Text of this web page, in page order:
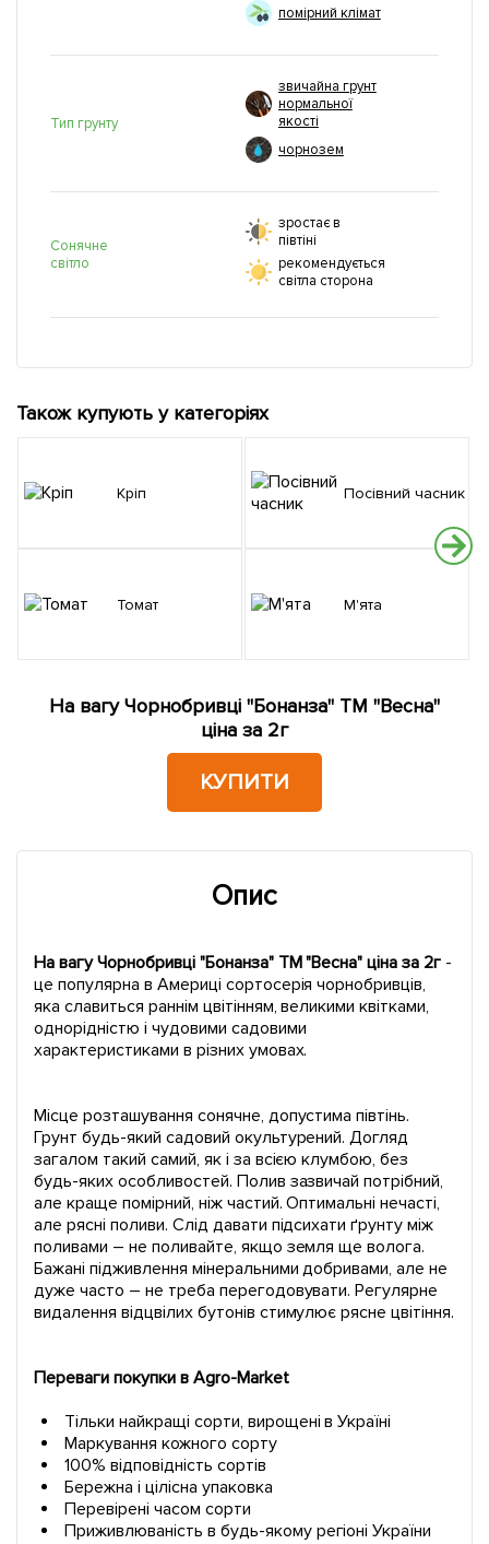
помірний клімат
Тип грунту
звичайна грунт
нормальної
якості
чорнозем
Сонячне
світло
зростає в
півтіні
рекомендується
світла сторона
Також купують у категоріях
Кріп
Томат
Посівний часник
М'ята
На вагу Чорнобривці "Бонанза" ТМ "Весна"
ціна за 2г
КУПИТИ
Опис
На вагу Чорнобривці "Бонанза" ТМ "Весна" ціна за 2г -
це популярна в Америці сортосерія чорнобривців,
яка славиться раннім цвітінням, великими квітками,
однорідністю і чудовими садовими
характеристиками в різних умовах.
Місце розташування сонячне, допустима півтінь.
Грунт будь-який садовий окультурений. Догляд
загалом такий самий, як і за всією клумбою, без
будь-яких особливостей. Полив зазвичай потрібний,
але краще помірний, ніж частий. Оптимальні нечасті,
але рясні поливи. Слід давати підсихати ґрунту між
поливами – не поливайте, якщо земля ще волога.
Бажані підживлення мінеральними добривами, але не
дуже часто – не треба перегодовувати. Регулярне
видалення відцвілих бутонів стимулює рясне цвітіння.
Переваги покупки в Agro-Market
Тільки найкращі сорти, вирощені в Україні
Маркування кожного сорту
100% відповідність сортів
Бережна і цілісна упаковка
Перевірені часом сорти
Приживлюваність в будь-якому регіоні України